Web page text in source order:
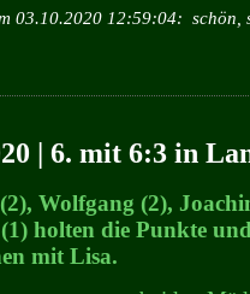
03.10.2020 12:59:04: schön,
| 6. mit 6:3 in
Wolfgang (2),
holten die Punkte
mit Lisa.